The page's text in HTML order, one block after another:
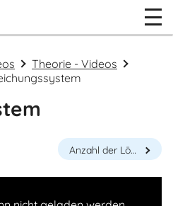
Theorie - Videos
Anzahl der Lösungen eines Linearen Gleichungssystems (mit 2 Variablen)